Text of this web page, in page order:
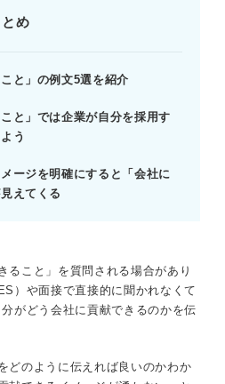
ップ
強みを具体的に裏付ける。
事業を明確に提示する。
ること」は企業側の視点に立
介！ 「会社に貢献できるこ
社に貢献できること」の回答
と＝企業が自分を採用する
め
と」の例文5選を紹介
と」では企業が自分を採用す
う
ージを明確にすると「会社に
えてくる
ること」を質問される場合があり
）や面接で直接的に聞かれなくて
がどう会社に貢献できるのかを伝
どのように伝えれば良いのかわか